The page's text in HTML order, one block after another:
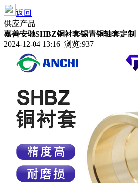
返回
供应产品
嘉善安驰SHBZ铜衬套锡青铜轴套定制
2024-12-04 13:16 浏览:937